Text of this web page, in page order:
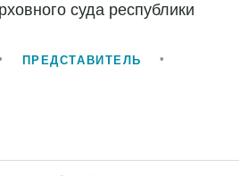
суда республики
ПРЕДСТАВИТЕЛЬ